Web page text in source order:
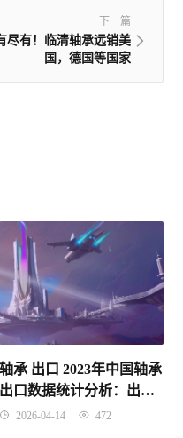
下一篇
尽有！临清轴承远销美
国，德国等国家
轴承 出口 2023年中国轴承
出口数据统计分析：出口
量同比下降21%
2026-04-14 472